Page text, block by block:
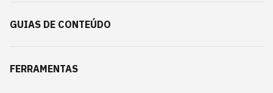
GUIAS DE CONTEÚDO
FERRAMENTAS